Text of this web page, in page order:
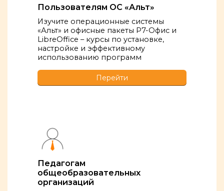
Пользователям ОС «Альт»
Изучите операционные системы
«Альт» и офисные пакеты Р7-Офис и
LibreOffice – курсы по установке,
настройке и эффективному
использованию программ
Перейти
Педагогам
общеобразовательных
организаций